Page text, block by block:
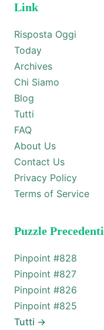
Link
Risposta Oggi
Today
Archives
Chi Siamo
Blog
Tutti
FAQ
About Us
Contact Us
Privacy Policy
Terms of Service
Puzzle Precedenti
Pinpoint #828
Pinpoint #827
Pinpoint #826
Pinpoint #825
Tutti →